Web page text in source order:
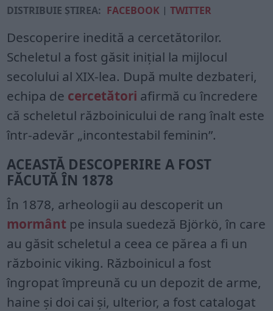
DISTRIBUIE ȘTIREA: FACEBOOK |TWITTER
Descoperire inedită a cercetătorilor.
Scheletul a fost găsit inițial la mijlocul
secolului al XIX-lea. După multe dezbateri,
echipa de cercetători afirmă cu încredere
că scheletul războinicului de rang înalt este
într-adevăr „incontestabil feminin”.
ACEASTĂ DESCOPERIRE A FOST
FĂCUTĂ ÎN 1878
În 1878, arheologii au descoperit un
mormânt pe insula suedeză Björkö, în care
au găsit scheletul a ceea ce părea a fi un
războinic viking. Războinicul a fost
îngropat împreună cu un depozit de arme,
haine și doi cai și, ulterior, a fost catalogat